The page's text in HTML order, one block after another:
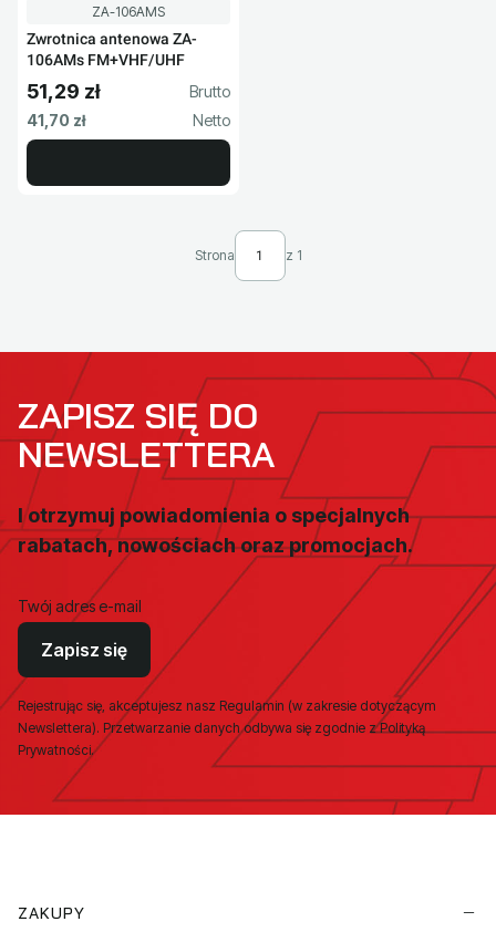
Kod produktu
ZA-106AMS
Zwrotnica antenowa ZA-
106AMs FM+VHF/UHF
Cena brutto
51,29 zł
Cena netto
41,70 zł
Strona z 1
ZAPISZ SIĘ DO
NEWSLETTERA
I otrzymuj powiadomienia o specjalnych
rabatach, nowościach oraz promocjach.
Twój adres e-mail
Zapisz się
Rejestrując się, akceptujesz nasz Regulamin (w zakresie dotyczącym
Newslettera). Przetwarzanie danych odbywa się zgodnie z Polityką
Prywatności.
ZAKUPY